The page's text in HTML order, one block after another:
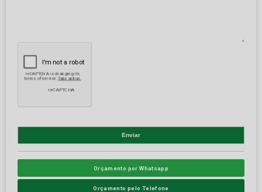
Orçamento por Whatsapp
Orçamento pelo Telefone